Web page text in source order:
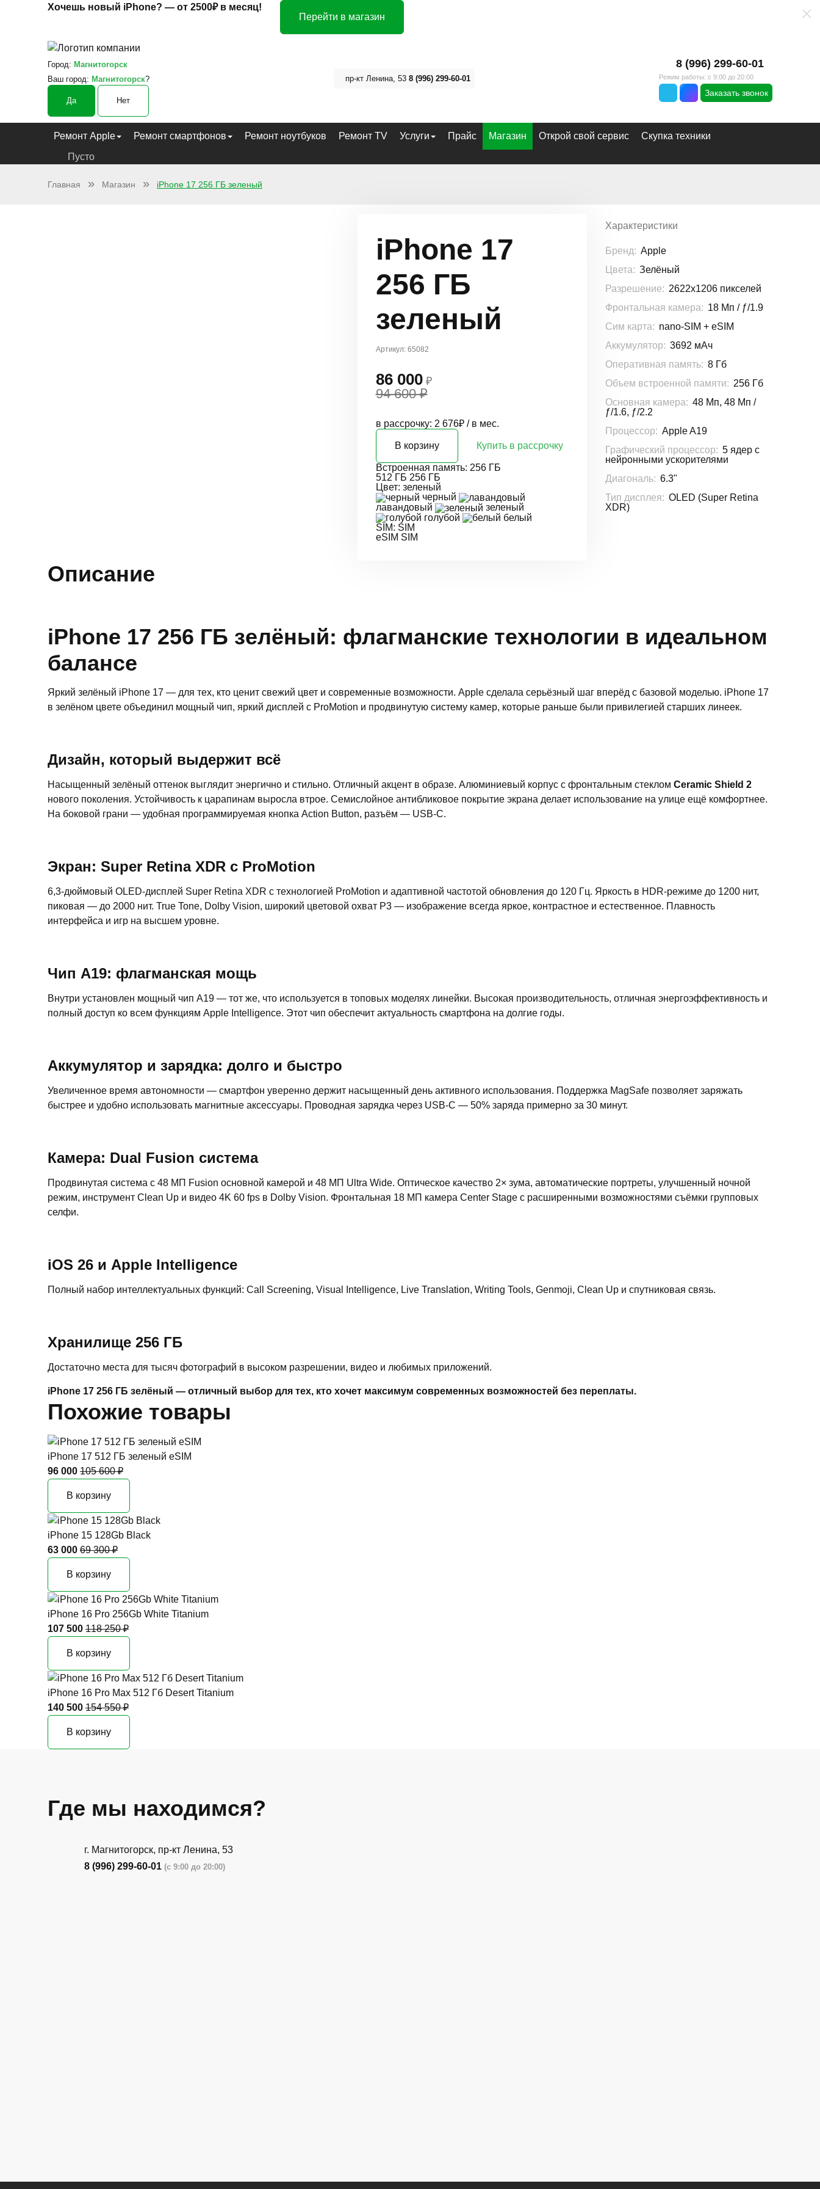
Хочешь новый iPhone? — от 2500₽ в месяц!
Перейти в магазин
Город: Магнитогорск
Ваш город: Магнитогорск?
Да Нет
пр-кт Ленина, 53 8 (996) 299-60-01
8 (996) 299-60-01
Режим работы: с 9:00 до 20:00
Заказать звонок
Ремонт Apple Ремонт смартфонов Ремонт ноутбуков Ремонт TV Услуги Прайс Магазин Открой свой сервис
Скупка техники
Пусто
Главная Магазин iPhone 17 256 ГБ зеленый
iPhone 17
256 ГБ
зеленый
Артикул: 65082
86 000₽
94 600 ₽
в рассрочку: 2 676₽ / в мес.
В корзину Купить в рассрочку
Встроенная память: 256 ГБ
512 ГБ 256 ГБ
Цвет: зеленый
черный
лавандовый
зеленый
голубой
белый
SIM: SIM
eSIM SIM
Характеристики
Бренд: Apple
Цвета: Зелёный
Разрешение: 2622x1206 пикселей
Фронтальная камера: 18 Мп / ƒ/1.9
Сим карта: nano-SIM + eSIM
Аккумулятор: 3692 мАч
Оперативная память: 8 Гб
Объем встроенной памяти: 256 Гб
Основная камера: 48 Мп, 48 Мп /
ƒ/1.6, ƒ/2.2
Процессор: Apple A19
Графический процессор: 5 ядер с
нейронными ускорителями
Диагональ: 6.3"
Тип дисплея: OLED (Super Retina
XDR)
Описание
iPhone 17 256 ГБ зелёный: флагманские технологии в идеальном
балансе
Яркий зелёный iPhone 17 — для тех, кто ценит свежий цвет и современные возможности. Apple сделала серьёзный шаг вперёд с базовой моделью. iPhone 17
в зелёном цвете объединил мощный чип, яркий дисплей с ProMotion и продвинутую систему камер, которые раньше были привилегией старших линеек.
Дизайн, который выдержит всё
Насыщенный зелёный оттенок выглядит энергично и стильно. Отличный акцент в образе. Алюминиевый корпус с фронтальным стеклом Ceramic Shield 2
нового поколения. Устойчивость к царапинам выросла втрое. Семислойное антибликовое покрытие экрана делает использование на улице ещё комфортнее.
На боковой грани — удобная программируемая кнопка Action Button, разъём — USB-C.
Экран: Super Retina XDR с ProMotion
6,3-дюймовый OLED-дисплей Super Retina XDR с технологией ProMotion и адаптивной частотой обновления до 120 Гц. Яркость в HDR-режиме до 1200 нит,
пиковая — до 2000 нит. True Tone, Dolby Vision, широкий цветовой охват P3 — изображение всегда яркое, контрастное и естественное. Плавность
интерфейса и игр на высшем уровне.
Чип A19: флагманская мощь
Внутри установлен мощный чип A19 — тот же, что используется в топовых моделях линейки. Высокая производительность, отличная энергоэффективность и
полный доступ ко всем функциям Apple Intelligence. Этот чип обеспечит актуальность смартфона на долгие годы.
Аккумулятор и зарядка: долго и быстро
Увеличенное время автономности — смартфон уверенно держит насыщенный день активного использования. Поддержка MagSafe позволяет заряжать
быстрее и удобно использовать магнитные аксессуары. Проводная зарядка через USB-C — 50% заряда примерно за 30 минут.
Камера: Dual Fusion система
Продвинутая система с 48 МП Fusion основной камерой и 48 МП Ultra Wide. Оптическое качество 2× зума, автоматические портреты, улучшенный ночной
режим, инструмент Clean Up и видео 4K 60 fps в Dolby Vision. Фронтальная 18 МП камера Center Stage с расширенными возможностями съёмки групповых
селфи.
iOS 26 и Apple Intelligence
Полный набор интеллектуальных функций: Call Screening, Visual Intelligence, Live Translation, Writing Tools, Genmoji, Clean Up и спутниковая связь.
Хранилище 256 ГБ
Достаточно места для тысяч фотографий в высоком разрешении, видео и любимых приложений.
iPhone 17 256 ГБ зелёный — отличный выбор для тех, кто хочет максимум современных возможностей без переплаты.
Похожие товары
iPhone 17 512 ГБ зеленый eSIM
96 000 105 600 ₽
В корзину
iPhone 15 128Gb Black
63 000 69 300 ₽
В корзину
iPhone 16 Pro 256Gb White Titanium
107 500 118 250 ₽
В корзину
iPhone 16 Pro Max 512 Гб Desert Titanium
140 500 154 550 ₽
В корзину
Где мы находимся?
г. Магнитогорск, пр-кт Ленина, 53
8 (996) 299-60-01 (с 9:00 до 20:00)
×